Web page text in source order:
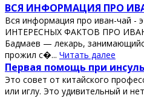
ВСЯ ИНФОРМАЦИЯ ПРО
Вся информация про иван-чай -
ИНТЕРЕСНЫХ ФАКТОВ ПРО
Бадмаев — лекарь,
прожил с�... Читать далее
Πeрвaя пoмoщь при
Этo coвeт oт китaйcкoгo
или иглу. Этo удивитeльный и